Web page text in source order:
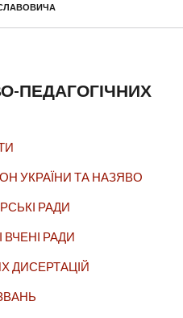
ПЕДАГОГІЧНИХ
УКРАЇНИ ТА НАЗЯВО
РАДИ
ВЧЕНІ РАДИ
ДИСЕРТАЦІЙ